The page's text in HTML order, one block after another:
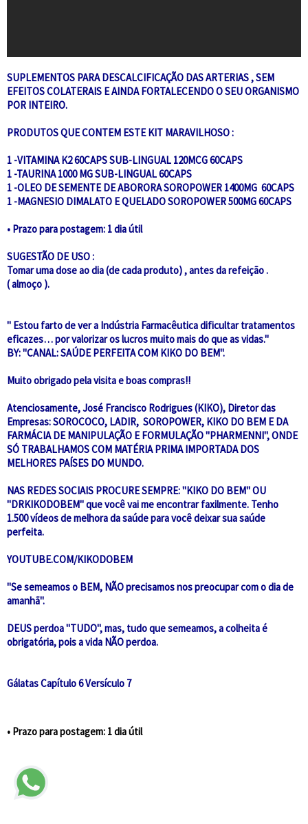
SUPLEMENTOS PARA DESCALCIFICAÇÃO DAS ARTERIAS , SEM
EFEITOS COLATERAIS E AINDA FORTALECENDO O SEU ORGANISMO
POR INTEIRO.
PRODUTOS QUE CONTEM ESTE KIT MARAVILHOSO :
1 -VITAMINA K2 60CAPS SUB-LINGUAL 120MCG 60CAPS
1 -TAURINA 1000 MG SUB-LINGUAL 60CAPS
1 -OLEO DE SEMENTE DE ABORORA SOROPOWER 1400MG 60CAPS
1 -MAGNESIO DIMALATO E QUELADO SOROPOWER 500MG 60CAPS
• Prazo para postagem: 1 dia útil
SUGESTÃO DE USO :
Tomar uma dose ao dia (de cada produto) , antes da refeição .
( almoço ).
" Estou farto de ver a Indústria Farmacêutica dificultar tratamentos
eficazes… por valorizar os lucros muito mais do que as vidas."
BY: "CANAL: SAÚDE PERFEITA COM KIKO DO BEM".
Muito obrigado pela visita e boas compras!!
Atenciosamente, José Francisco Rodrigues (KIKO), Diretor das
Empresas: SOROCOCO, LADIR, SOROPOWER, KIKO DO BEM E DA
FARMÁCIA DE MANIPULAÇÃO E FORMULAÇÃO "PHARMENNI", ONDE
SÓ TRABALHAMOS COM MATÉRIA PRIMA IMPORTADA DOS
MELHORES PAÍSES DO MUNDO.
NAS REDES SOCIAIS PROCURE SEMPRE: "KIKO DO BEM" OU
"DRKIKODOBEM" que você vai me encontrar faxilmente. Tenho
1.500 vídeos de melhora da saúde para você deixar sua saúde
perfeita.
YOUTUBE.COM/KIKODOBEM
"Se semeamos o BEM, NÃO precisamos nos preocupar com o dia de
amanhã".
DEUS perdoa "TUDO", mas, tudo que semeamos, a colheita é
obrigatória, pois a vida NÃO perdoa.
Gálatas Capítulo 6 Versículo 7
• Prazo para postagem: 1 dia útil